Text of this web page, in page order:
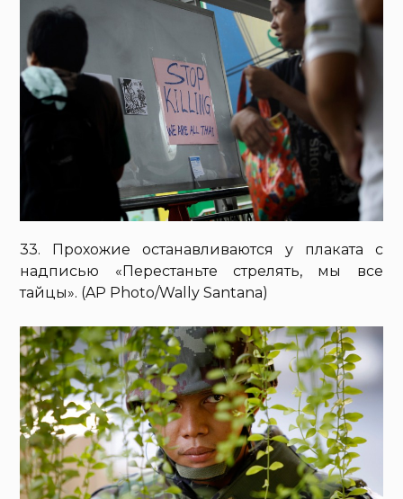
33. Прохожие останавливаются у плаката с
надписью «Перестаньте стрелять, мы все
тайцы». (AP Photo/Wally Santana)